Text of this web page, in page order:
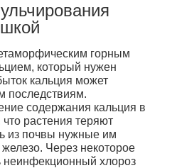
горным
который нужен
кальция может
последствиям.
содержания кальция в
растения теряют
из почвы нужные им
Через некоторое
неинфекционный хлороз